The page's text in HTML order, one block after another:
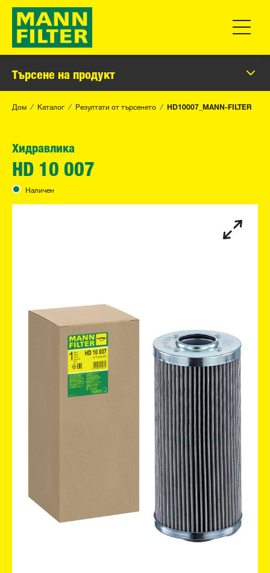
Търсене на продукт
Дом Каталог Резултати от търсенето HD10007_MANN-FILTER
Хидравлика
HD 10 007
Наличен